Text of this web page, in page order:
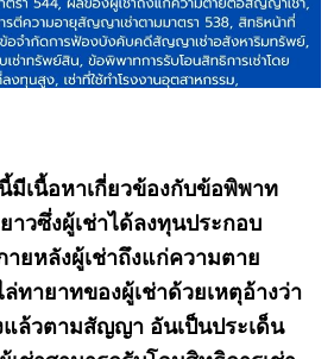
มีเนื้อหาเกี่ยวข้องกับข้อพิพาท
วซึ่งผู้เช่าได้ลงทุนประกอบ
ายหลังผู้เช่าถึงแก่ความตาย
ทายาทของผู้เช่าด้วยเหตุอ้างว่า
ล้วตามสัญญา อันเป็นประเด็น